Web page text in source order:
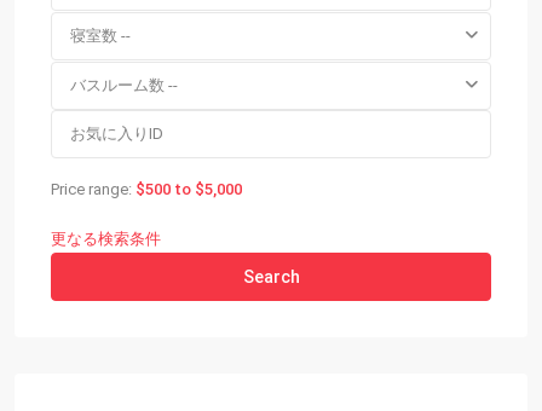
寝室数 --
バスルーム数 --
Price range: $500 to $5,000
更なる検索条件
Search